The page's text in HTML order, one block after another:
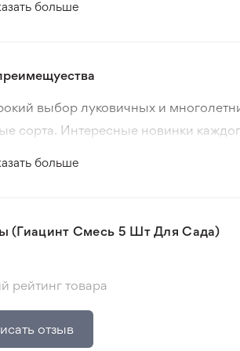
цветения
посадки
больше
выбор луковичных и
сорта. Интересные новинки
сортов. Совпадение
больше
(Гиацинт Смесь 5 Шт Для Сада)
рейтинг товара
отзыв